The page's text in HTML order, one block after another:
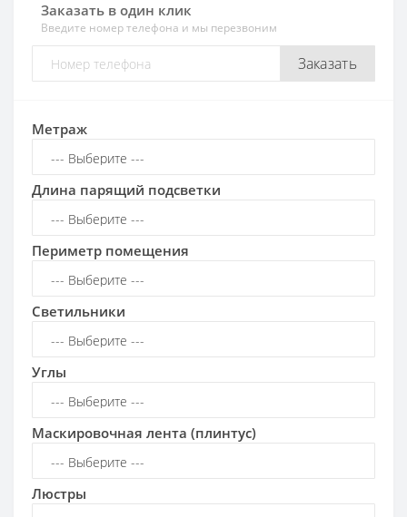
Заказать в один клик
Введите номер телефона и мы перезвоним
Заказать
Метраж
Длина парящий подсветки
Периметр помещения
Светильники
Углы
Маскировочная лента (плинтус)
Люстры